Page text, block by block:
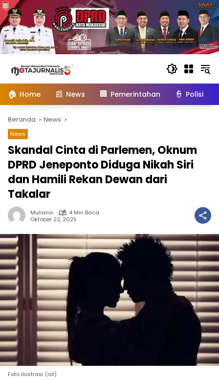
konten
🏠 Home 📰 News 🏢 Pemerintahan 👮 Polisi
Beranda News
News
Skandal Cinta di Parlemen, Oknum
DPRD Jeneponto Diduga Nikah Siri
dan Hamili Rekan Dewan dari
Takalar
Muliana
4 Min Baca
Oktober 22, 2025
Foto ilustrasi (ist)